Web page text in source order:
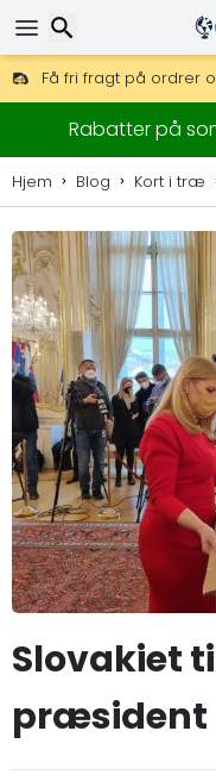
Få fri fragt på ordrer
DHL Express fra dag til
30 dages returret,
Rabatter på
Hjem Blog Kort i træ
Slovakiet
præsident
Søg efter